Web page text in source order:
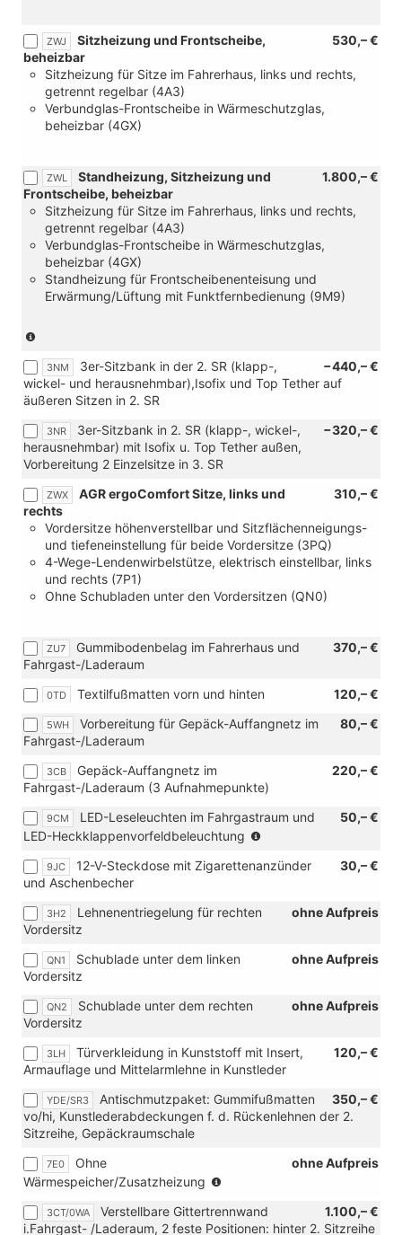
Ohne
Klapptische
an
Vordersitzlehne)
Verstellbare
i.Fahrgast-
2
2.
od.
2.Sitzr.)
ZWJ 530,– €
Sitzheizung und Frontscheibe,
beheizbar
Sitzheizung für Sitze im Fahrerhaus, links und rechts,
getrennt regelbar (4A3)
Verbundglas-Frontscheibe in Wärmeschutzglas,
beheizbar (4GX)
ZWL 1.800,– €
Standheizung, Sitzheizung und
Frontscheibe, beheizbar
Sitzheizung für Sitze im Fahrerhaus, links und rechts,
getrennt regelbar (4A3)
Verbundglas-Frontscheibe in Wärmeschutzglas,
beheizbar (4GX)
Standheizung für Frontscheibenenteisung und
Erwärmung/Lüftung mit Funktfernbedienung (9M9)
Verbindung
mit
TDI
und
[7E0]
Ohne
Wärmespeicher/Zusatzheizung)
3NM −440,– €
3er-Sitzbank in der 2. SR (klapp-,
wickel- und herausnehmbar),Isofix und Top Tether auf
äußeren Sitzen in 2. SR
3NR −320,– €
3er-Sitzbank in 2. SR (klapp-, wickel-,
herausnehmbar) mit Isofix u. Top Tether außen,
Vorbereitung 2 Einzelsitze in 3. SR
ZWX 310,– €
AGR ergoComfort Sitze, links und
rechts
Vordersitze höhenverstellbar und Sitzflächenneigungs-
und tiefeneinstellung für beide Vordersitze (3PQ)
4-Wege-Lendenwirbelstütze, elektrisch einstellbar, links
und rechts (7P1)
Ohne Schubladen unter den Vordersitzen (QN0)
ZU7 370,– €
Gummibodenbelag im Fahrerhaus und
Fahrgast-/Laderaum
0TD 120,– €
Textilfußmatten vorn und hinten
5WH 80,– €
Vorbereitung für Gepäck-Auffangnetz im
Fahrgast-/Laderaum
3CB 220,– €
Gepäck-Auffangnetz im
Fahrgast-/Laderaum (3 Aufnahmepunkte)
9CM 50,– €
LED-Leseleuchten im Fahrgastraum und
LED-Heckklappenvorfeldbeleuchtung
Verbindung
Heckflügeltüren
Fensterausschnitten,
9JC 30,– €
12-V-Steckdose mit Zigarettenanzünder
und Aschenbecher
3H2 ohne Aufpreis
Lehnenentriegelung für rechten
Vordersitz
QN1 ohne Aufpreis
Schublade unter dem linken
Vordersitz
QN2 ohne Aufpreis
Schublade unter dem rechten
Vordersitz
3LH 120,– €
Türverkleidung in Kunststoff mit Insert,
Armauflage und Mittelarmlehne in Kunstleder
YDE/SR3 350,– €
Antischmutzpaket: Gummifußmatten
vo/hi, Kunstlederabdeckungen f. d. Rückenlehnen der 2.
Sitzreihe, Gepäckraumschale
7E0 ohne Aufpreis
Ohne
Wärmespeicher/Zusatzheizung
TDI)
(nur
3CT/0WA 1.100,– €
Verstellbare Gittertrennwand
i.Fahrgast- /Laderaum, 2 feste Positionen: hinter 2. Sitzreihe